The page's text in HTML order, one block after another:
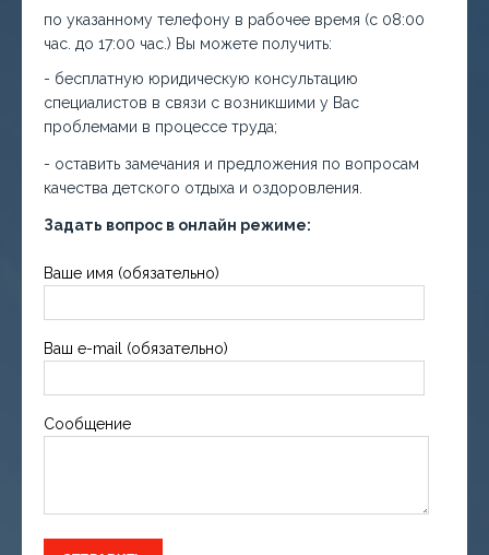
по указанному телефону в рабочее время (с 08:00
час. до 17:00 час.) Вы можете получить:
- бесплатную юридическую консультацию
специалистов в связи с возникшими у Вас
проблемами в процессе труда;
- оставить замечания и предложения по вопросам
качества детского отдыха и оздоровления.
Задать вопрос в онлайн режиме:
Ваше имя (обязательно)
Ваш e-mail (обязательно)
Сообщение